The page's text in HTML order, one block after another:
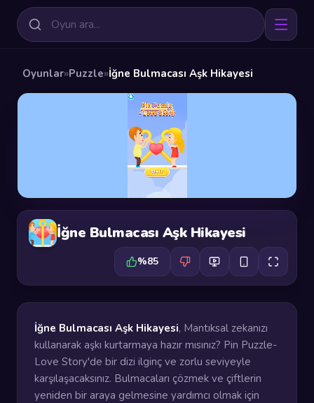
Oyunlar»Puzzle»İğne Bulmacası Aşk Hikayesi
İğne Bulmacası Aşk Hikayesi
%85
İğne Bulmacası Aşk Hikayesi, Mantıksal zekanızı
kullanarak aşkı kurtarmaya hazır mısınız? Pin Puzzle-
Love Story'de bir dizi ilginç ve zorlu seviyeyle
karşılaşacaksınız. Bulmacaları çözmek ve çiftlerin
yeniden bir araya gelmesine yardımcı olmak için